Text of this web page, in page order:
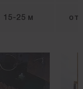
15-25 м от